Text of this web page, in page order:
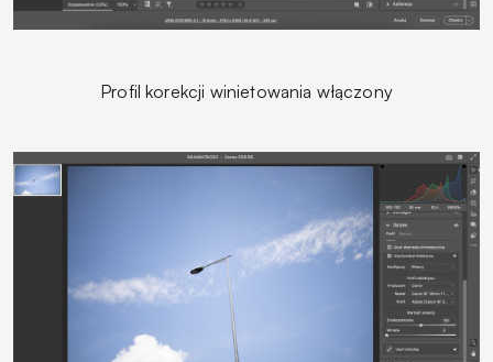
Profil korekcji winietowania włączony